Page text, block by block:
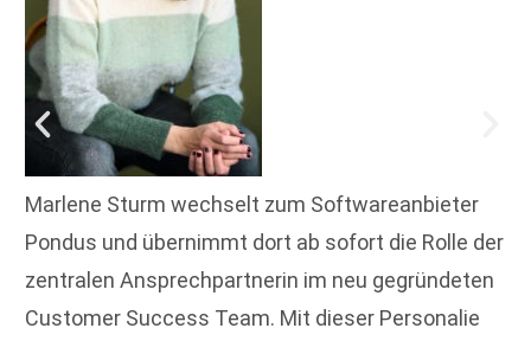
Marlene Sturm wechselt zum Softwareanbieter
Pondus und übernimmt dort ab sofort die Rolle der
zentralen Ansprechpartnerin im neu gegründeten
Customer Success Team. Mit dieser Personalie